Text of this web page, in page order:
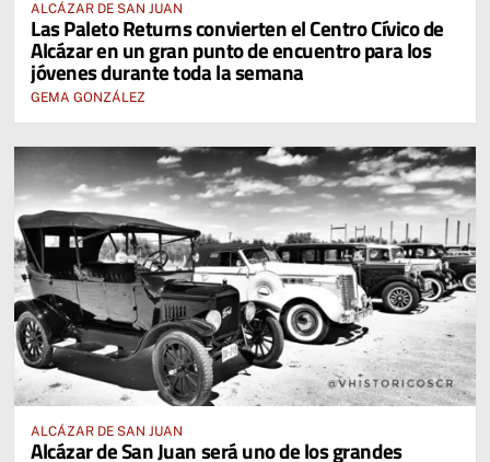
ALCÁZAR DE SAN JUAN
Las Paleto Returns convierten el Centro Cívico de
Alcázar en un gran punto de encuentro para los
jóvenes durante toda la semana
GEMA GONZÁLEZ
ALCÁZAR DE SAN JUAN
Alcázar de San Juan será uno de los grandes